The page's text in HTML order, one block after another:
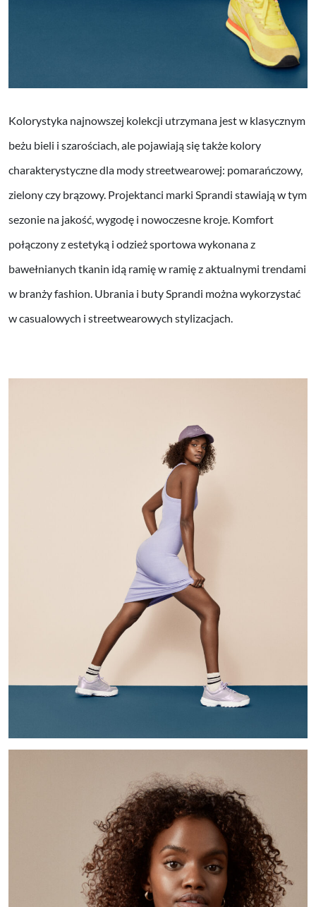
Kolorystyka najnowszej kolekcji utrzymana jest w klasycznym
beżu bieli i szarościach, ale pojawiają się także kolory
charakterystyczne dla mody streetwearowej: pomarańczowy,
zielony czy brązowy. Projektanci marki Sprandi stawiają w tym
sezonie na jakość, wygodę i nowoczesne kroje. Komfort
połączony z estetyką i odzież sportowa wykonana z
bawełnianych tkanin idą ramię w ramię z aktualnymi trendami
w branży fashion. Ubrania i buty Sprandi można wykorzystać
w casualowych i streetwearowych stylizacjach.